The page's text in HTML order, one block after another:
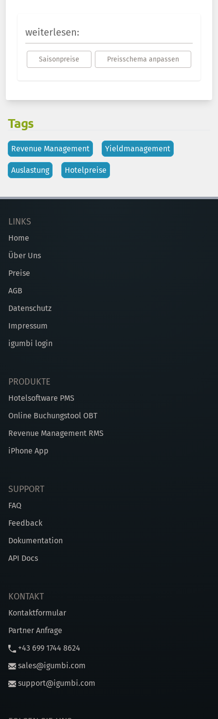
weiterlesen:
Saisonpreise Preisschema anpassen
Tags
Revenue Management Yieldmanagement
Auslastung Hotelpreise
LINKS
Home
Über Uns
Preise
AGB
Datenschutz
Impressum
igumbi login
PRODUKTE
Hotelsoftware PMS
Online Buchungstool OBT
Revenue Management RMS
iPhone App
SUPPORT
FAQ
Feedback
Dokumentation
API Docs
KONTAKT
Kontaktformular
Partner Anfrage
+43 699 1744 8624
sales@igumbi.com
support@igumbi.com